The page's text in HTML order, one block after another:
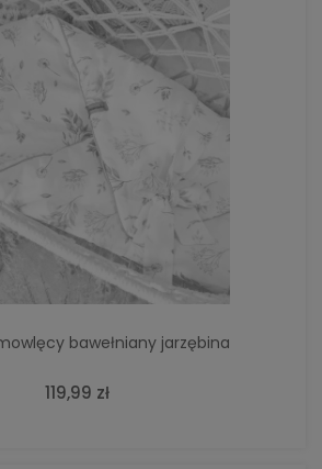
bawełniany jarzębina
119,99 zł